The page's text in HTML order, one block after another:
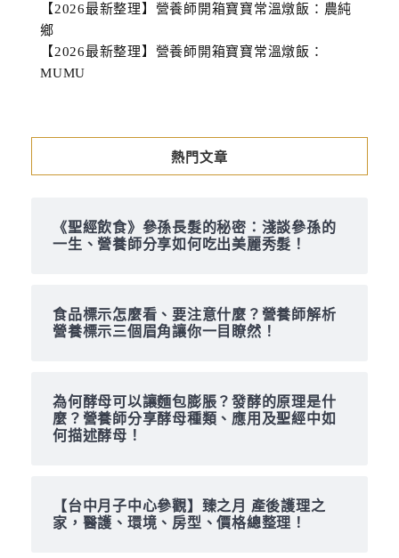
【2026最新整理】營養師開箱寶寶常溫燉飯：農純
鄉
【2026最新整理】營養師開箱寶寶常溫燉飯：
MUMU
熱門文章
《聖經飲食》參孫長髮的秘密：淺談參孫的
一生、營養師分享如何吃出美麗秀髮！
食品標示怎麼看、要注意什麼？營養師解析
營養標示三個眉角讓你一目瞭然！
為何酵母可以讓麵包膨脹？發酵的原理是什
麼？營養師分享酵母種類、應用及聖經中如
何描述酵母！
【台中月子中心參觀】臻之月 產後護理之
家，醫護、環境、房型、價格總整理！